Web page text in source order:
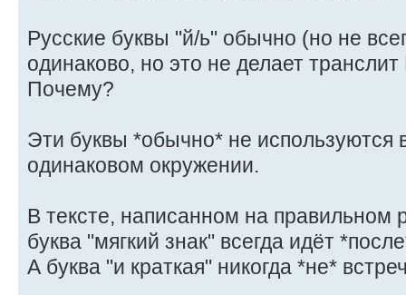
Русские буквы "й/ь" обычно (но не
одинаково, но это не делает
Почему?
Эти буквы *обычно* не используются
одинаковом окружении.
В тексте, написанном на правильном
буква "мягкий знак" всегда идёт
А буква "и краткая" никогда *не*